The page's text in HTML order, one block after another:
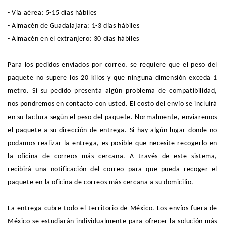
- Vía aérea: 5-15 días hábiles
- Almacén de Guadalajara: 1-3 días hábiles
- Almacén en el extranjero: 30 días hábiles
Para los pedidos enviados por correo, se requiere que el peso del
paquete no supere los 20 kilos y que ninguna dimensión exceda 1
metro. Si su pedido presenta algún problema de compatibilidad,
nos pondremos en contacto con usted. El costo del envío se incluirá
en su factura según el peso del paquete. Normalmente, enviaremos
el paquete a su dirección de entrega. Si hay algún lugar donde no
podamos realizar la entrega, es posible que necesite recogerlo en
la oficina de correos más cercana. A través de este sistema,
recibirá una notificación del correo para que pueda recoger el
paquete en la oficina de correos más cercana a su domicilio.
La entrega cubre todo el territorio de México. Los envíos fuera de
México se estudiarán individualmente para ofrecer la solución más